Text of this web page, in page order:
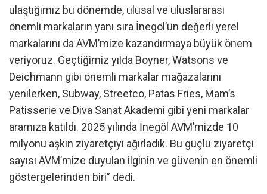
ulaştığımız bu dönemde, ulusal ve uluslararası
önemli markaların yanı sıra İnegöl’ün değerli yerel
markalarını da AVM’mize kazandırmaya büyük önem
veriyoruz. Geçtiğimiz yılda Boyner, Watsons ve
Deichmann gibi önemli markalar mağazalarını
yenilerken, Subway, Streetco, Patas Fries, Mam’s
Patisserie ve Diva Sanat Akademi gibi yeni markalar
aramıza katıldı. 2025 yılında İnegöl AVM’mizde 10
milyonu aşkın ziyaretçiyi ağırladık. Bu güçlü ziyaretçi
sayısı AVM’mize duyulan ilginin ve güvenin en önemli
göstergelerinden biri” dedi.